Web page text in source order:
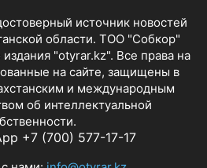
источник новостей
области. ТОО "Собкор"
"otyrar.kz". Все права на
на сайте, защищены в
и международным
об интеллектуальной
+7 (700) 577-17-17